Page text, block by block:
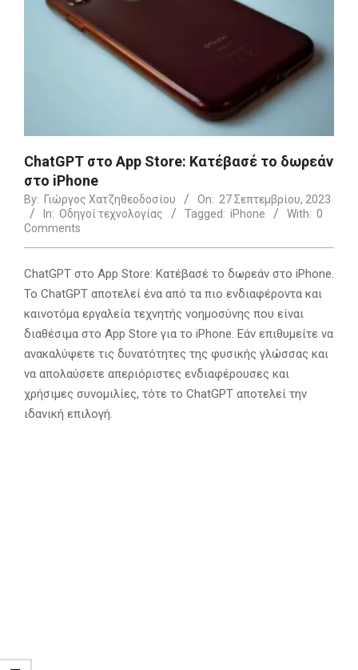
ChatGPT στο App Store: Κατέβασέ το δωρεάν
στο iPhone
By: Γιώργος Χατζηθεοδοσίου On: 27 Σεπτεμβρίου, 2023
In: Οδηγοί τεχνολογίας Tagged: iPhone With: 0
Comments
ChatGPT στο App Store: Κατέβασέ το δωρεάν στο iPhone.
Το ChatGPT αποτελεί ένα από τα πιο ενδιαφέροντα και
καινοτόμα εργαλεία τεχνητής νοημοσύνης που είναι
διαθέσιμα στο App Store για το iPhone. Εάν επιθυμείτε να
ανακαλύψετε τις δυνατότητες της φυσικής γλώσσας και
να απολαύσετε απεριόριστες ενδιαφέρουσες και
χρήσιμες συνομιλίες, τότε το ChatGPT αποτελεί την
ιδανική επιλογή.